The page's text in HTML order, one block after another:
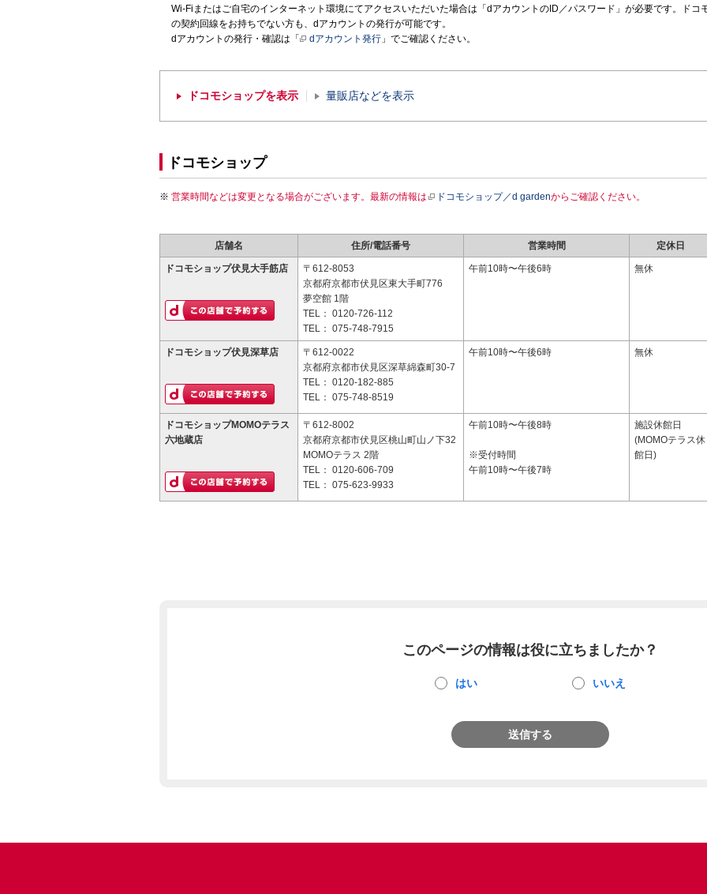
Wi-Fiまたはご自宅のインターネット環境にてアクセスいただいた場合は「dアカウントのID／パスワード」が必要です。ドコ
の契約回線をお持ちでない方も、dアカウントの発行が可能です。
dアカウントの発行・確認は「
dアカウント発行 」でご確認ください。
ドコモショップを表示 量販店などを表示
ドコモショップ
営業時間などは変更となる場合がございます。最新の情報は ドコモショップ／d gardenからご確認ください。
店舗名 住所/電話番号 営業時間 定休日
ドコモショップ伏見大手筋店
〒612-8053
京都府京都市伏見区東大手町776
夢空館 1階
TEL： 0120-726-112
TEL： 075-748-7915
午前10時〜午後6時 無休
ドコモショップ伏見深草店
〒612-0022
京都府京都市伏見区深草綿森町30-7
TEL： 0120-182-885
TEL： 075-748-8519
午前10時〜午後6時 無休
ドコモショップMOMOテラス
六地蔵店
〒612-8002
京都府京都市伏見区桃山町山ノ下32
MOMOテラス 2階
TEL： 0120-606-709
TEL： 075-623-9933
午前10時〜午後8時
※受付時間
午前10時〜午後7時
施設休館日
(MOMOテラス休
館日)
このページの情報は役に立ちましたか？
はい いいえ
送信する